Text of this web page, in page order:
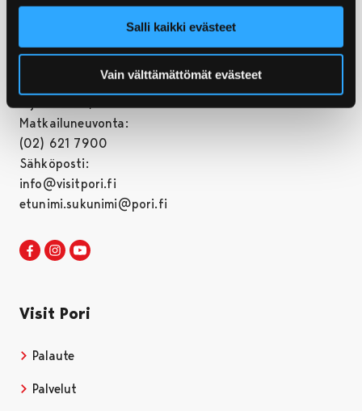
Salli kaikki evästeet
Vain välttämättömät evästeet
© Porin kaupunki
Matkailuneuvonta:
(02) 621 7900
Sähköposti:
info@visitpori.fi
etunimi.sukunimi@pori.fi
Visit Pori Facebookissa
Avautuu uudessa välilehdessä
Visit Pori Instagrammissa
Avautuu uudessa välilehdessä
Visit Pori
Palaute
Palvelut